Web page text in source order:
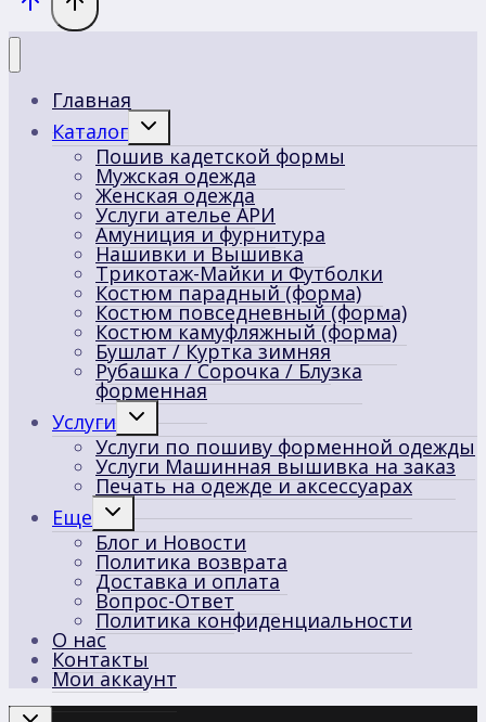
Главная
Каталог
Переключить
меню
Пошив кадетской формы
Мужская одежда
Женская одежда
Услуги ателье АРИ
Амуниция и фурнитура
Нашивки и Вышивка
Трикотаж-Майки и Футболки
Костюм парадный (форма)
Костюм повседневный (форма)
Костюм камуфляжный (форма)
Бушлат / Куртка зимняя
Рубашка / Сорочка / Блузка
форменная
Услуги
Переключить
дочернее
меню
Услуги по пошиву форменной одежды
Услуги Машинная вышивка на заказ
Печать на одежде и аксессуарах
Еще
Переключить
дочернее
меню
Блог и Новости
Политика возврата
Доставка и оплата
Вопрос-Ответ
Политика конфиденциальности
О нас
Контакты
Мои аккаунт